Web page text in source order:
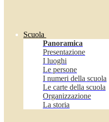
Scuola
Panoramica
Presentazione
I luoghi
Le persone
I numeri della scuola
Le carte della scuola
Organizzazione
La storia